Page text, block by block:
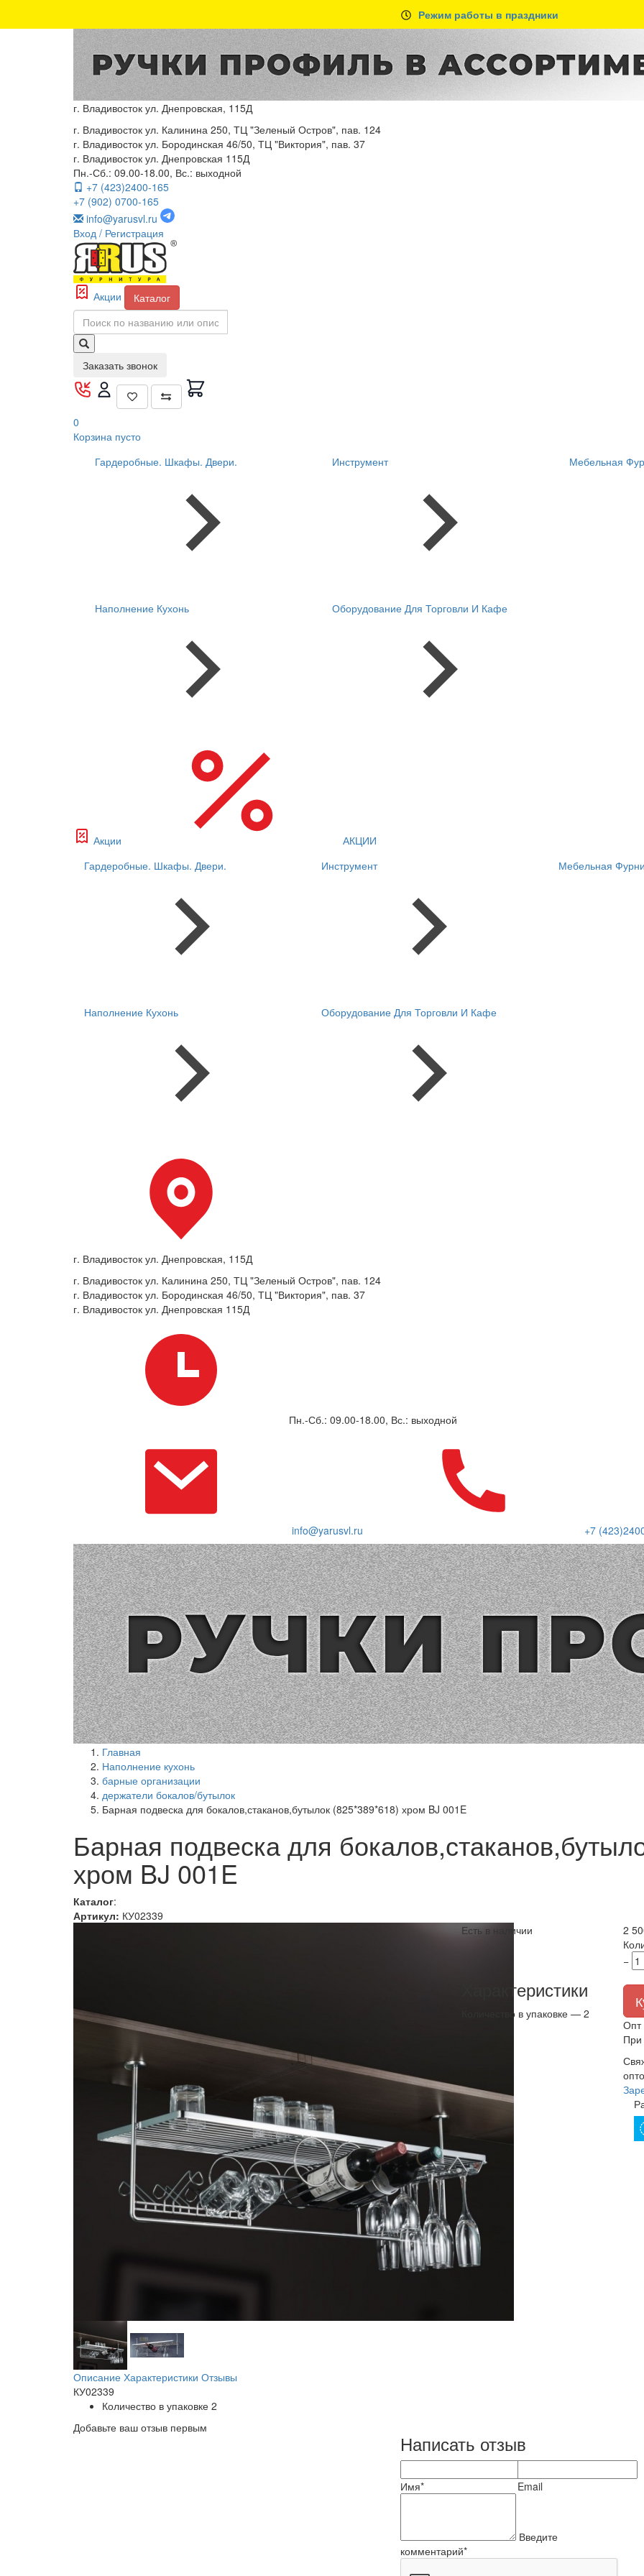
Режим работы в праздники
г. Владивосток ул. Днепровская, 115Д
г. Владивосток ул. Калинина 250, ТЦ "Зеленый Остров", пав. 124
г. Владивосток ул. Бородинская 46/50, ТЦ "Виктория", пав. 37
г. Владивосток ул. Днепровская 115Д
Пн.-Сб.: 09.00-18.00, Вс.: выходной
+7 (423)2400-165
+7 (902) 0700-165
info@yarusvl.ru
Вход / Регистрация
Акции Каталог
Заказать звонок
0
Корзина пусто
Гардеробные. Шкафы. Двери.
Инструмент Мебельная
Наполнение Кухонь Оборудование Для Торговли И Кафе
Акции
АКЦИИ
Гардеробные. Шкафы. Двери.
Инструмент Мебельная
Наполнение Кухонь Оборудование Для Торговли И Кафе
г. Владивосток ул. Днепровская, 115Д
г. Владивосток ул. Калинина 250, ТЦ "Зеленый Остров", пав. 124
г. Владивосток ул. Бородинская 46/50, ТЦ "Виктория", пав. 37
г. Владивосток ул. Днепровская 115Д
Пн.-Сб.: 09.00-18.00, Вс.: выходной
info@yarusvl.ru +7
Главная
Наполнение кухонь
барные организации
держатели бокалов/бутылок
Барная подвеска для бокалов,стаканов,бутылок (825*389*618) хром BJ 001E
Барная подвеска для
хром BJ 001E
Каталог:
Артикул: КУ02339
Есть в наличии
Характеристики
Количество в упаковке — 2
2
−
Опт
При
Описание Характеристики Отзывы
КУ02339
Количество в упаковке 2
Добавьте ваш отзыв первым
Написать отзыв
Имя* Email
Введите
комментарий*